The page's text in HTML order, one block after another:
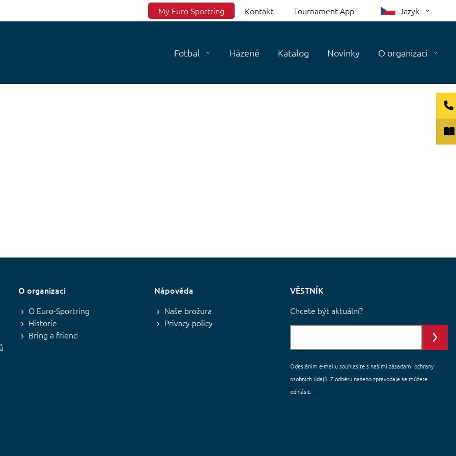
Top menu
My Euro-Sportring Kontakt Tournament App Jazyk
Fotbal Házené Katalog Novinky O organizaci
O organizaci
O Euro-Sportring
Historie
Bring a friend
Nápověda
Naše brožura
Privacy policy
VĚSTNÍK
Chcete být aktuální?
Odesláním e-mailu souhlasíte s našimi zásadami ochrany
osobních údajů. Z odběru našeho zpravodaje se můžete
odhlásit.